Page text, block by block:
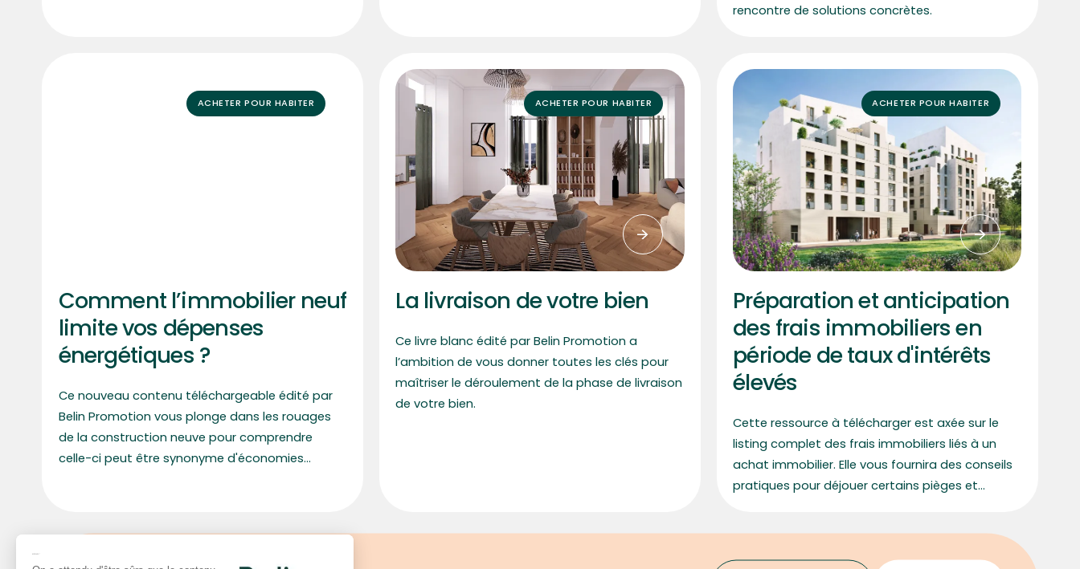
rencontre de solutions concrètes.
ACHETER POUR HABITER
Comment l’immobilier neuf
limite vos dépenses
énergétiques ?
Ce nouveau contenu téléchargeable édité par
Belin Promotion vous plonge dans les rouages
de la construction neuve pour comprendre
celle-ci peut être synonyme d'économies
ACHETER POUR HABITER
La livraison de votre bien
Ce livre blanc édité par Belin Promotion a
l’ambition de vous donner toutes les clés pour
maîtriser le déroulement de la phase de livraison
de votre bien.
ACHETER POUR HABITER
Préparation et anticipation
des frais immobiliers en
période de taux d'intérêts
élevés
Cette ressource à télécharger est axée sur le
listing complet des frais immobiliers liés à un
achat immobilier. Elle vous fournira des conseils
pratiques pour déjouer certains pièges et